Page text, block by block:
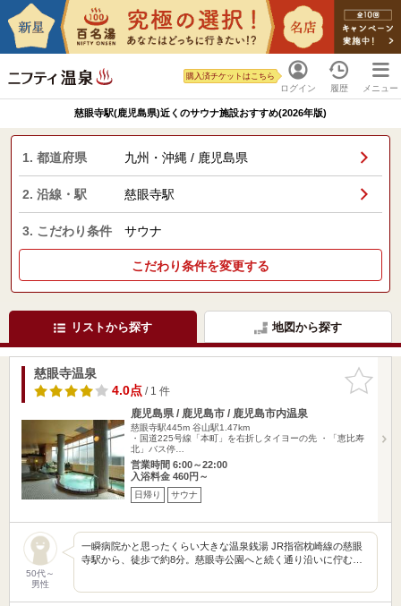
ログイン
購入済チケットはこちら
履歴 メニュー
慈眼寺駅(鹿児島県)近くのサウナ施設おすすめ(2026年版)
1. 都道府県 九州・沖縄 / 鹿児島県
2. 沿線・駅 慈眼寺駅
3. こだわり条件 サウナ
こだわり条件を変更する
リストから探す 地図から探す
お気に入
りに追加
慈眼寺温泉
4.0点/ 1 件
鹿児島県 / 鹿児島市 / 鹿児島市内温泉
慈眼寺駅445m 谷山駅1.47km
・国道225号線「本町」を右折しタイヨーの先 ・「恵比寿
北」バス停…
営業時間 6:00～22:00
入浴料金 460円～
日帰り サウナ
50代～
男性
一瞬病院かと思ったくらい大きな温泉銭湯 JR指宿枕崎線の慈眼
寺駅から、徒歩で約8分。慈眼寺公園へと続く通り沿いに佇む…